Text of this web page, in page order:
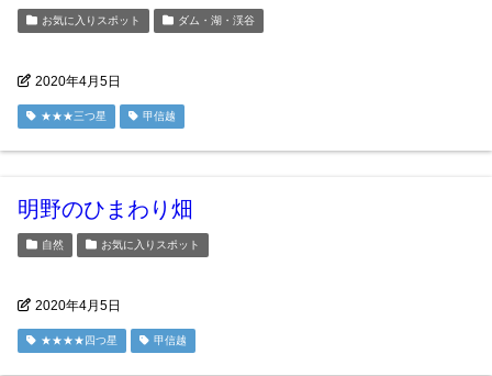
お気に入りスポット ダム・湖・渓谷
2020年4月5日
★★★三つ星 甲信越
明野のひまわり畑
自然 お気に入りスポット
2020年4月5日
★★★★四つ星 甲信越